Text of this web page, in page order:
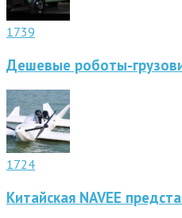
1739
Дешевые роботы-
1724
Китайская NAVEE